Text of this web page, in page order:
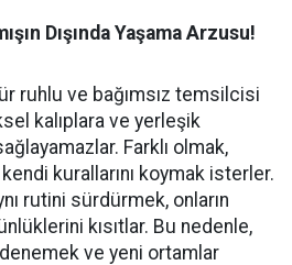
Dışında Yaşama Arzusu!
ruhlu ve bağımsız temsilcisi
kalıplara ve yerleşik
Farklı olmak,
kurallarını koymak isterler.
rutini sürdürmek, onların
kısıtlar. Bu nedenle,
denemek ve yeni ortamlar